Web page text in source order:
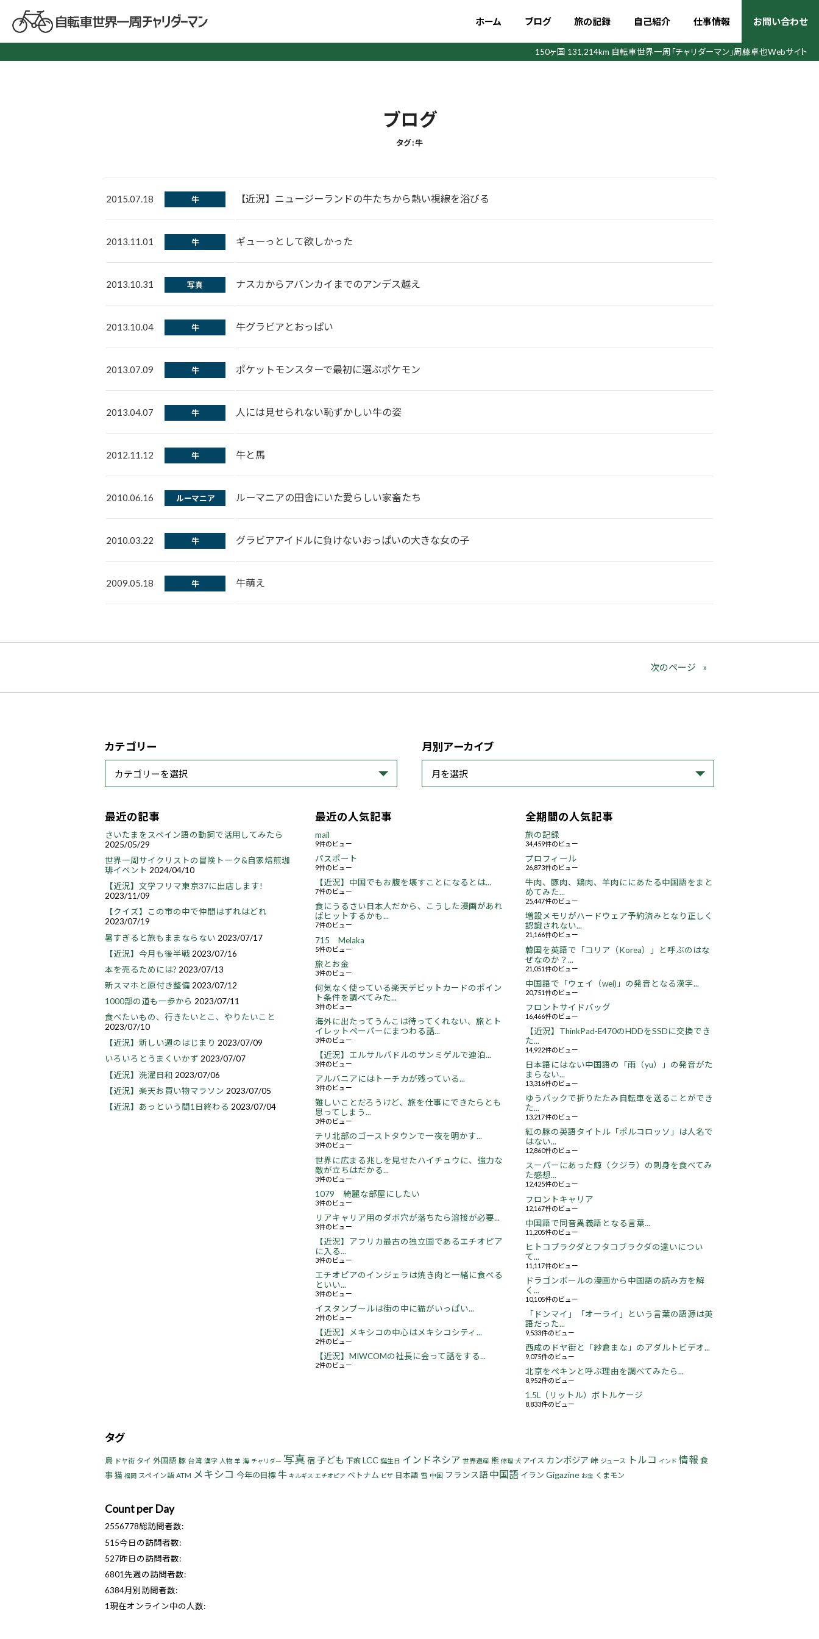
ホーム ブログ 旅の記録 自己紹介 仕事情報 お問い合わせ
150ヶ国 131,214km 自転車世界一周 「チャリダーマン」周藤卓也Webサイト
ブログ
タグ : 牛
2015.07.18 牛 【近況】ニュージーランドの牛たちから熱い視線を浴びる
2013.11.01 牛 ギューっとして欲しかった
2013.10.31 写真 ナスカからアバンカイまでのアンデス越え
2013.10.04 牛 牛グラビアとおっぱい
2013.07.09 牛 ポケットモンスターで最初に選ぶポケモン
2013.04.07 牛 人には見せられない恥ずかしい牛の姿
2012.11.12 牛 牛と馬
2010.06.16 ルーマニア ルーマニアの田舎にいた愛らしい家畜たち
2010.03.22 牛 グラビアアイドルに負けないおっぱいの大きな女の子
2009.05.18 牛 牛萌え
次のページ
カテゴリー 月別アーカイブ
最近の記事
さいたまをスペイン語の動詞で活用してみたら
2025/05/29
世界一周サイクリストの冒険トーク&自家焙煎珈
琲イベント 2024/04/10
【近況】文学フリマ東京37に出店します!
2023/11/09
【クイズ】この市の中で仲間はずれはどれ
2023/07/19
暑すぎると旅もままならない 2023/07/17
【近況】今月も後半戦 2023/07/16
本を売るためには? 2023/07/13
新スマホと原付き整備 2023/07/12
1000部の道も一歩から 2023/07/11
食べたいもの、行きたいとこ、やりたいこと
2023/07/10
【近況】新しい週のはじまり 2023/07/09
いろいろとうまくいかず 2023/07/07
【近況】洗濯日和 2023/07/06
【近況】楽天お買い物マラソン 2023/07/05
【近況】あっという間1日終わる 2023/07/04
最近の人気記事
mail
9件のビュー
パスポート
9件のビュー
【近況】中国でもお腹を壊すことになるとは...
7件のビュー
食にうるさい日本人だから、こうした漫画があれ
ばヒットするかも...
7件のビュー
715 Melaka
5件のビュー
旅とお金
3件のビュー
何気なく使っている楽天デビットカードのポイン
ト条件を調べてみた...
3件のビュー
海外に出たってうんこは待ってくれない、旅とト
イレットペーパーにまつわる話...
3件のビュー
【近況】エルサルバドルのサンミゲルで連泊...
3件のビュー
アルバニアにはトーチカが残っている...
3件のビュー
難しいことだろうけど、旅を仕事にできたらとも
思ってしまう...
3件のビュー
チリ北部のゴーストタウンで一夜を明かす...
3件のビュー
世界に広まる兆しを見せたハイチュウに、強力な
敵が立ちはだかる...
3件のビュー
1079 綺麗な部屋にしたい
3件のビュー
リアキャリア用のダボ穴が落ちたら溶接が必要...
3件のビュー
【近況】アフリカ最古の独立国であるエチオピア
に入る...
3件のビュー
エチオピアのインジェラは焼き肉と一緒に食べる
といい...
3件のビュー
イスタンブールは街の中に猫がいっぱい...
2件のビュー
【近況】メキシコの中心はメキシコシティ...
2件のビュー
【近況】MIWCOMの社長に会って話をする...
2件のビュー
全期間の人気記事
旅の記録
34,459件のビュー
プロフィール
26,873件のビュー
牛肉、豚肉、鶏肉、羊肉ににあたる中国語をまと
めてみた...
25,447件のビュー
増設メモリがハードウェア予約済みとなり正しく
認識されない...
21,166件のビュー
韓国を英語で「コリア（Korea）」と呼ぶのはな
ぜなのか？...
21,051件のビュー
中国語で「ウェイ（wei)」の発音となる漢字...
20,751件のビュー
フロントサイドバッグ
16,466件のビュー
【近況】ThinkPad-E470のHDDをSSDに交換でき
た...
14,922件のビュー
日本語にはない中国語の「雨（yu）」の発音がた
まらない...
13,316件のビュー
ゆうパックで折りたたみ自転車を送ることができ
た...
13,217件のビュー
紅の豚の英語タイトル「ポルコロッソ」は人名で
はない...
12,860件のビュー
スーパーにあった鯨（クジラ）の刺身を食べてみ
た感想...
12,425件のビュー
フロントキャリア
12,167件のビュー
中国語で同音異義語となる言葉...
11,205件のビュー
ヒトコブラクダとフタコブラクダの違いについ
て...
11,117件のビュー
ドラゴンボールの漫画から中国語の読み方を解
く...
10,105件のビュー
「ドンマイ」「オーライ」という言葉の語源は英
語だった...
9,533件のビュー
西成のドヤ街と「紗倉まな」のアダルトビデオ...
9,075件のビュー
北京をペキンと呼ぶ理由を調べてみたら...
8,952件のビュー
1.5L（リットル）ボトルケージ
8,833件のビュー
タグ
鳥 ドヤ街 タイ 外国語 豚 台湾 漢字 人物 羊 海 チャリダー 写真 宿 子ども 下痢 LCC 誕生日 インドネシア 世界遺産 熊 修理 犬 アイス カンボジア 峠 ジュース トルコ インド 情報 食
事猫 福岡 スペイン語 ATM メキシコ 今年の目標牛 キルギス エチオピア ベトナム ビザ 日本語 雪 中国 フランス語 中国語 イラン Gigazine お金 くまモン
Count per Day
2556778総訪問者数:
515今日の訪問者数:
527昨日の訪問者数:
6801先週の訪問者数:
6384月別訪問者数:
1 現在オンライン中の人数: